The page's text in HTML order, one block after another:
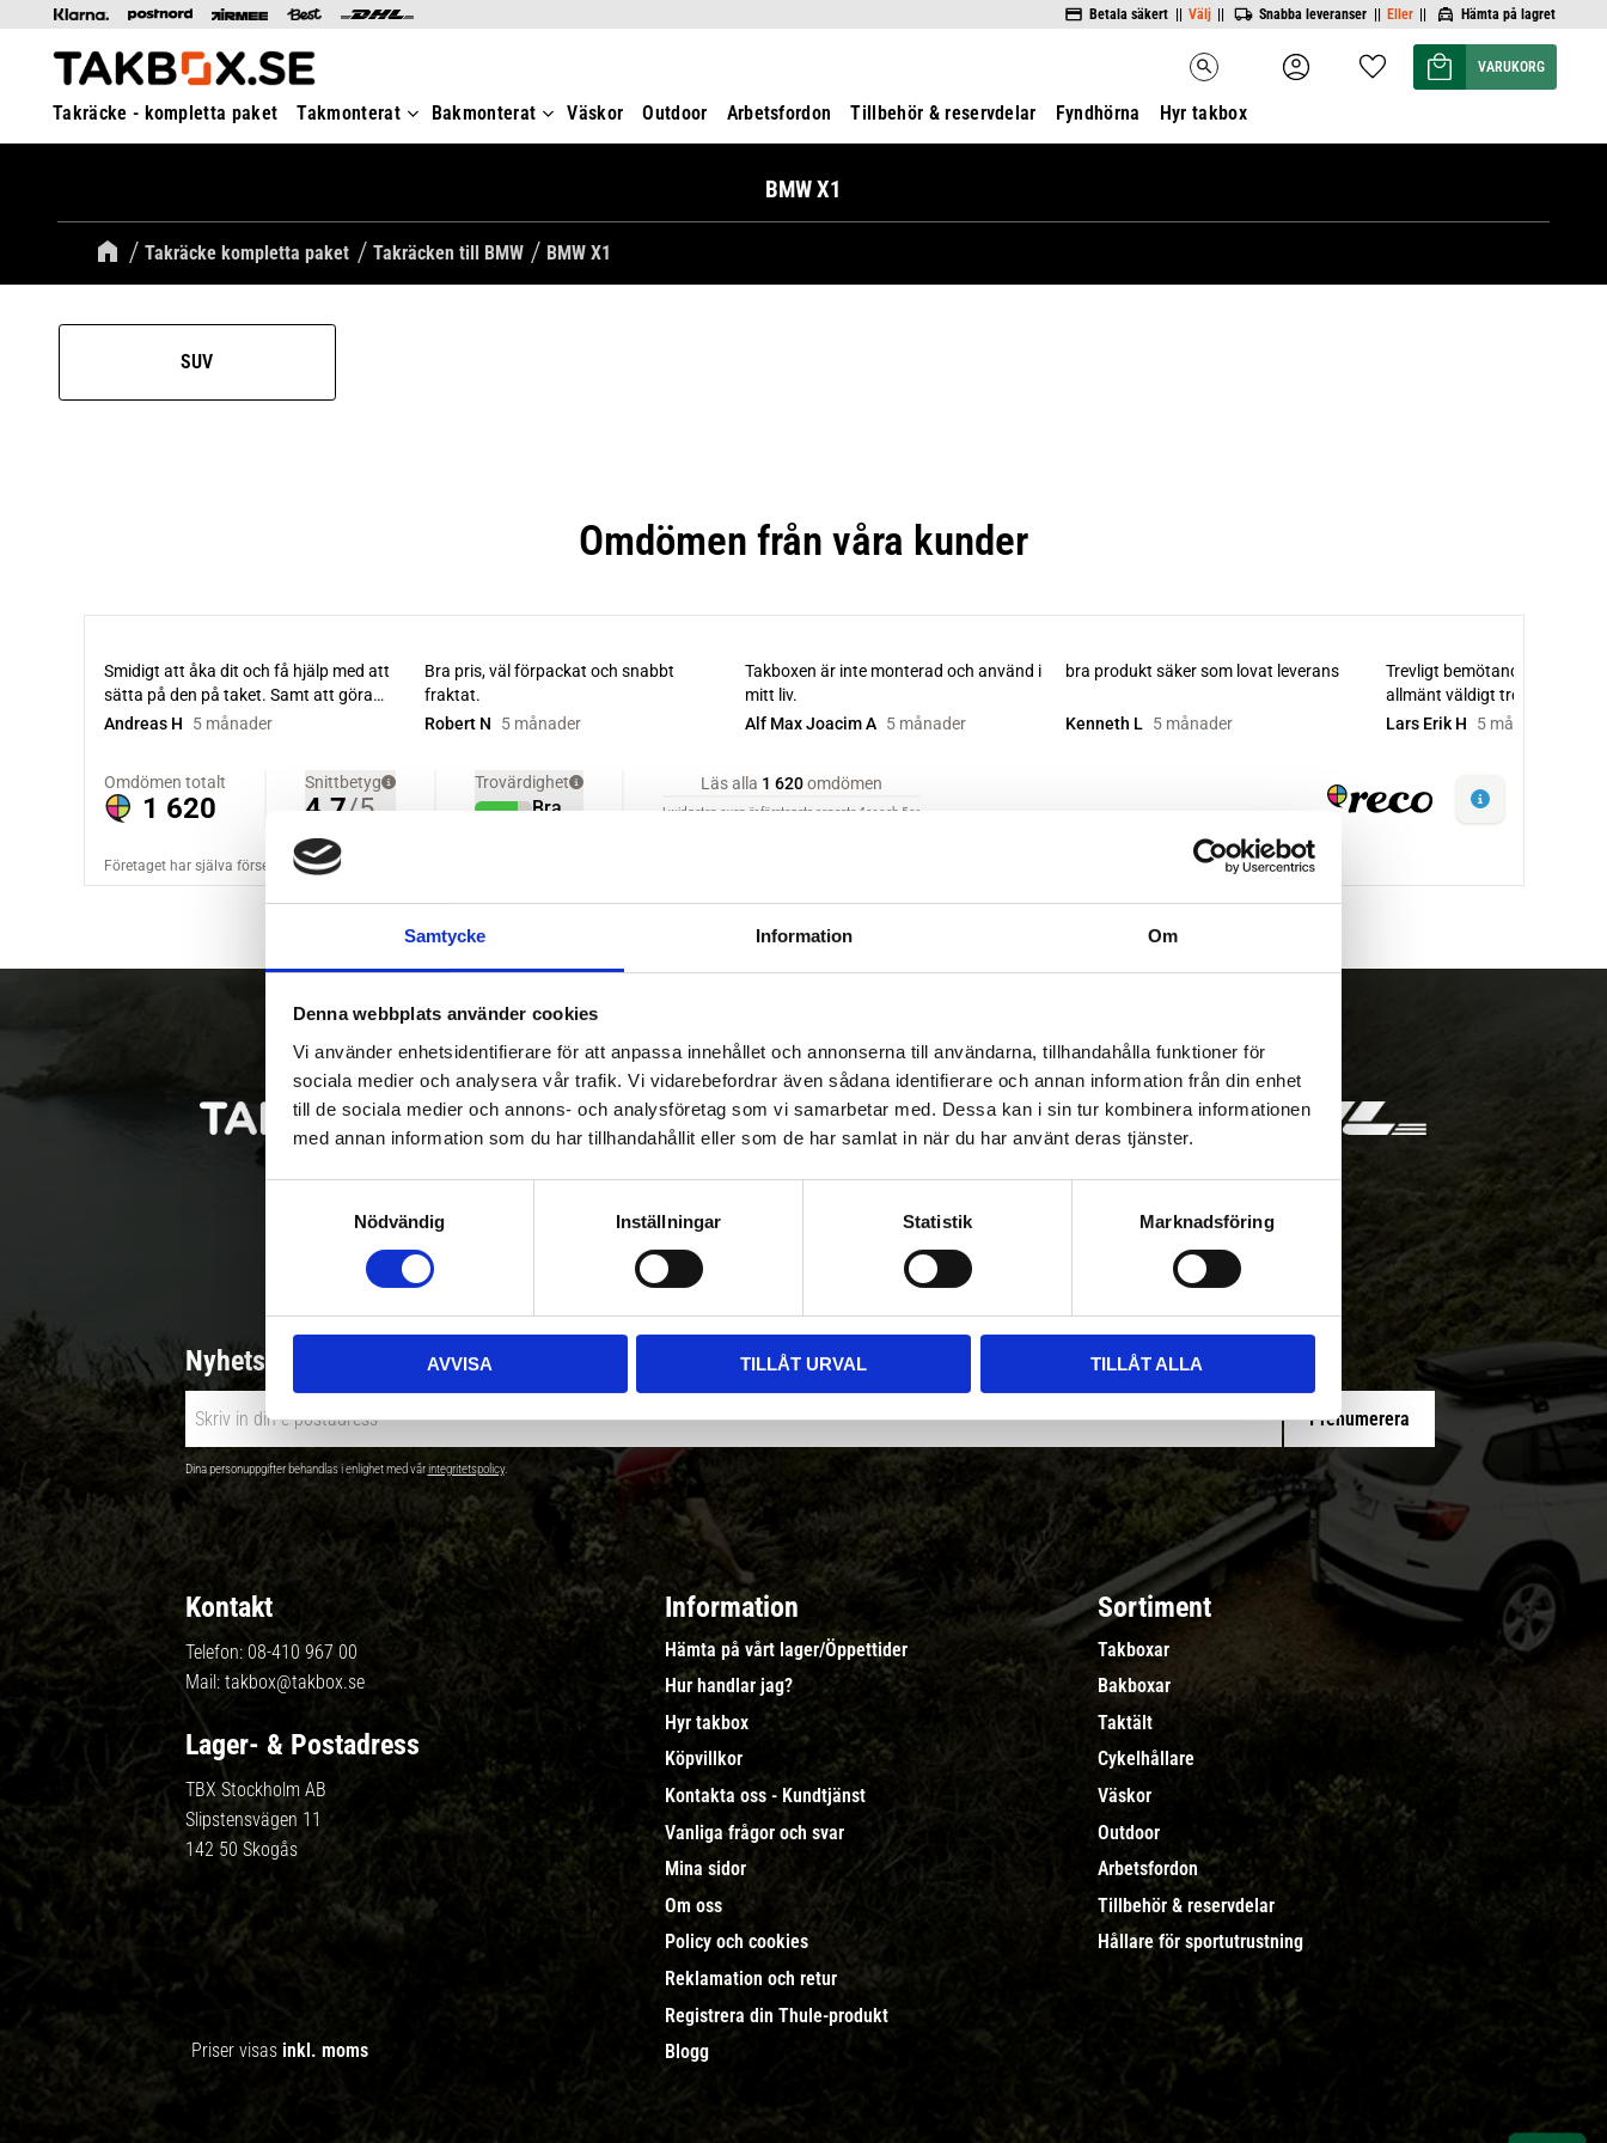
Samtycke Information Om
Denna webbplats använder cookies
Vi använder enhetsidentifierare för att anpassa innehållet och annonserna till användarna, tillhandahålla funktioner för
sociala medier och analysera vår trafik. Vi vidarebefordrar även sådana identifierare och annan information från din enhet
till de sociala medier och annons- och analysföretag som vi samarbetar med. Dessa kan i sin tur kombinera informationen
med annan information som du har tillhandahållit eller som de har samlat in när du har använt deras tjänster.
e
s
v
a
Nödvändig Inställningar Statistik Marknadsföring
AVVISA TILLÅT URVAL TILLÅT ALLA
Betala säkert || Välj || Snabba leveranser || Eller || Hämta på lagret
search Favoriter
Kundvagn
Takräcke - kompletta paket Takmonterat Bakmonterat Väskor Outdoor Arbetsfordon Tillbehör & reservdelar Fyndhörna Hyr takbox
BMW X1
Takräcke kompletta paket Takräcken till BMW BMW X1
SUV
Betala säkert || Snabba leveranser || Hämta på lagret med/utan montering
Nyhetsbrev - Ta del av nyheter & erbjudanden
Prenumerera
Dina personuppgifter behandlas i enlighet med vårintegritetspolicy.
Kontakt
Telefon: 08-410 967 00
Mail: takbox@takbox.se
Lager- & Postadress
TBX Stockholm AB
Slipstensvägen 11
142 50 Skogås
Information
Hämta på vårt lager/Öppettider
Hur handlar jag?
Hyr takbox
Köpvillkor
Kontakta oss - Kundtjänst
Vanliga frågor och svar
Mina sidor
Om oss
Policy och cookies
Reklamation och retur
Registrera din Thule-produkt
Blogg
Sortiment
Takboxar
Bakboxar
Taktält
Cykelhållare
Väskor
Outdoor
Arbetsfordon
Tillbehör & reservdelar
Hållare för sportutrustning
Priser visas inkl. moms